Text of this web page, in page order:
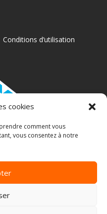
cookies
comment vous
vous consentez à notre
Conditions d’utilisation
01
| Conception web par